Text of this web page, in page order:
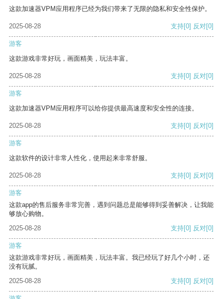
这款加速器VPM应用程序已经为我们带来了无限的隐私和安全性保护。
2025-08-28 支持[0] 反对[0]
游客
这款游戏非常好玩，画面精美，玩法丰富。
2025-08-28 支持[0] 反对[0]
游客
这款加速器VPM应用程序可以给你提供最高速度和安全性的连接。
2025-08-28 支持[0] 反对[0]
游客
这款软件的设计非常人性化，使用起来非常舒服。
2025-08-28 支持[0] 反对[0]
游客
这款app的售后服务非常完善，遇到问题总是能够得到妥善解决，让我能
够放心购物。
2025-08-28
支持[0] 反对[0]
游客
这款游戏非常好玩，画面精美，玩法丰富。我已经玩了好几个小时，还
没有玩腻。
2025-08-28
支持[0] 反对[0]